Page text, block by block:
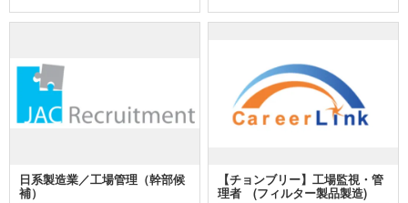
日系製造業／工場管理（幹部候
補）
【チョンブリー】工場監視・管
理者 (フィルター製品製造)